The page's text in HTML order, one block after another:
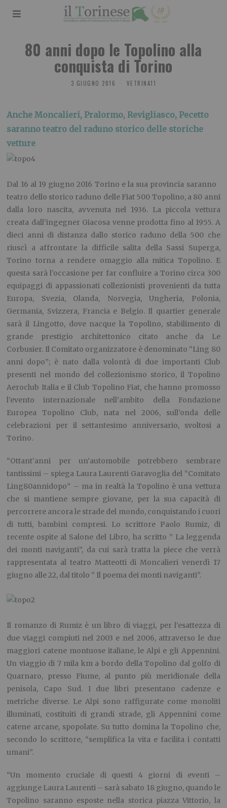
80 anni dopo le Topolino alla
conquista di Torino
3 GIUGNO 2016 VETRINA11
Anche Moncalieri, Pralormo, Revigliasco, Pecetto
saranno teatro del raduno storico delle storiche
vetture
Dal 16 al 19 giugno 2016 Torino e la sua provincia saranno
teatro dello storico raduno delle Fiat 500 Topolino, a 80 anni
dalla loro nascita, avvenuta nel 1936. La piccola vettura
creata dall’ingegner Giacosa venne prodotta fino al 1955. A
dieci anni di distanza dallo storico raduno della 500 che
riuscì a affrontare la difficile salita della Sassi Superga,
Torino torna a rendere omaggio alla mitica Topolino. E
questa sarà l’occasione per far confluire a Torino circa 300
equipaggi di appassionati collezionisti provenienti da tutta
Europa, Svezia, Olanda, Norvegia, Ungheria, Polonia,
Germania, Svizzera, Francia e Belgio. Il quartier generale
sarà il Lingotto, dove nacque la Topolino, stabilimento di
grande prestigio architettonico citato anche da Le
Corbusier. Il Comitato organizzatore è denominato “Ling 80
anni dopo”; è nato dalla volontà di due importanti Club
presenti nel mondo del collezionismo storico, il Topolino
Aeroclub Italia e il Club Topolino Fiat, che hanno promosso
l’evento internazionale nell’ambito della Fondazione
Europea Topolino Club, nata nel 2006, sull’onda delle
celebrazioni per il settantesimo anniversario, svoltosi a
Torino.
“Ottant’anni per un’automobile potrebbero sembrare
tantissimi – spiega Laura Laurenti Garavoglia del “Comitato
Ling80annidopo” – ma in realtà la Topolino è una vettura
che si mantiene sempre giovane, per la sua capacità di
percorrere ancora le strade del mondo, conquistando i cuori
di tutti, bambini compresi. Lo scrittore Paolo Rumiz, di
recente ospite al Salone del Libro, ha scritto ” La leggenda
dei monti naviganti”, da cui sarà tratta la piece che verrà
rappresentata al teatro Matteotti di Moncalieri venerdì 17
giugno alle 22, dal titolo ” Il poema dei monti naviganti”.
Il romanzo di Rumiz è un libro di viaggi, per l’esattezza di
due viaggi compiuti nel 2003 e nel 2006, attraverso le due
maggiori catene montuose italiane, le Alpi e gli Appennini.
Un viaggio di 7 mila km a bordo della Topolino dal golfo di
Quarnaro, presso Fiume, al punto più meridionale della
penisola, Capo Sud. I due libri presentano cadenze e
metriche diverse. Le Alpi sono raffigurate come monoliti
illuminati, costituiti di grandi strade, gli Appennini come
catene arcane, spopolate. Su tutto domina la Topolino che,
secondo lo scrittore, “semplifica la vita e facilita i contatti
umani”.
“Un momento cruciale di questi 4 giorni di eventi –
aggiunge Laura Laurenti – sarà sabato 18 giugno, quando le
Topolino saranno esposte nella storica piazza Vittorio, la